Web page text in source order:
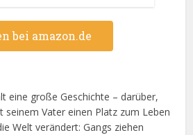
bei amazon.de
eine große Geschichte – darüber,
seinem Vater einen Platz zum Leben
Welt verändert: Gangs ziehen